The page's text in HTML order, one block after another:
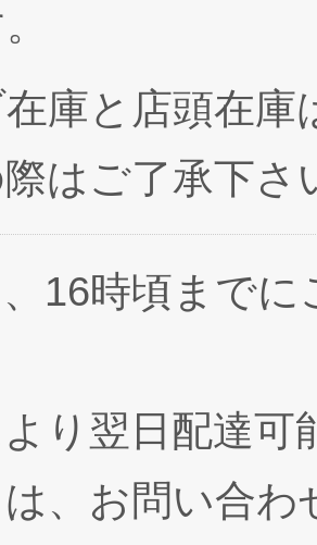
庫と店頭在
はご了承下さ
16時頃まで
り翌日配達可
、お問い合わ